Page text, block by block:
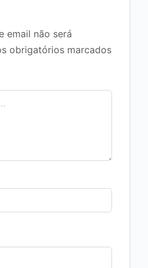
email não será
obrigatórios marcados